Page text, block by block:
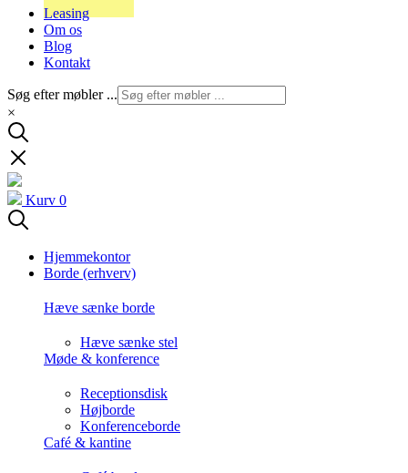
Leasing
Om os
Blog
Kontakt
Søg efter møbler ...
×
Kurv 0
Hjemmekontor
Borde (erhverv)
Hæve sænke borde
Hæve sænke stel
Møde & konference
Receptionsdisk
Højborde
Konferenceborde
Café & kantine